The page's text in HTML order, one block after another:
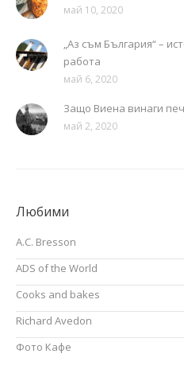
май 10, 2020
„Аз съм България“ –
работа
май 6, 2020
Защо Виена винаги
май 2, 2020
Любими
A.C. Bresson
ADS of the World
Cooks and bakes
Richard Avedon
Фото Кафе